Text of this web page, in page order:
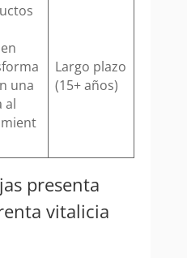
una
al
Largo plazo
(15+ años)
presenta
vitalicia